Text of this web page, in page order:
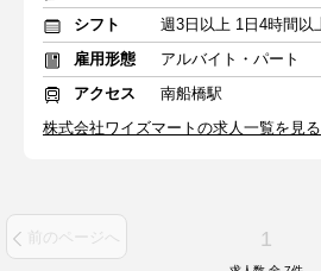
シフト
雇用形態
アルバイト・パート
アクセス
南船橋駅
株式会社ワイズマートの求人一覧を見る
前のページへ 1